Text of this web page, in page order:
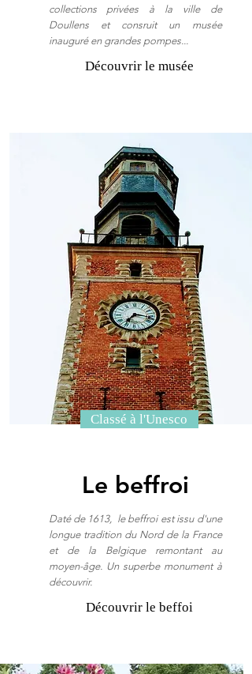
collections privées à la ville de
Doullens et consruit un musée
inauguré en grandes pompes...
Découvrir le musée
Classé à l'Unesco
Le beffroi
Daté de 1613, le beffroi est issu d'une
longue tradition du Nord de la France
et de la Belgique remontant au
moyen-âge. Un superbe monument à
découvrir.
Découvrir le beffoi